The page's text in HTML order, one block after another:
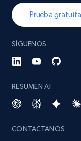
Prueba gratuita
SÍGUENOS
RESUMEN AI
CONTACTANOS